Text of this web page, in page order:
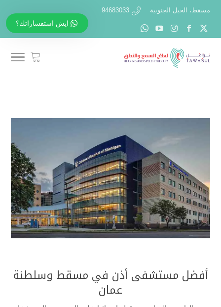
مسقط، الحيل الجنوبية 94683033
أفضل مستشفى أذن في مسقط وسلطنة
عمان
ايش استفساراتك؟